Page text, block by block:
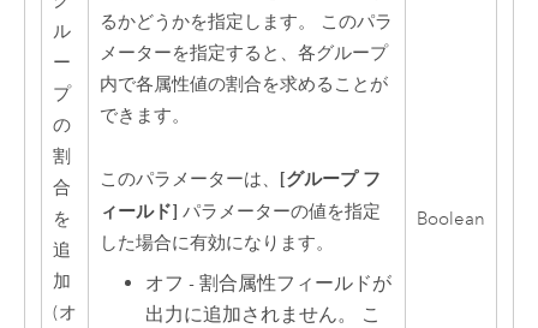
ル
ー
プ
の
割
合
を
追
加
(オ
るかどうかを指定します。 このパラ
メーターを指定すると、各グループ
内で各属性値の割合を求めることが
できます。
このパラメーターは、 [グループ フ
ィールド] パラメーターの値を指定
した場合に有効になります。
オフ - 割合属性フィールドが
出力に追加されません。 こ
Boolean